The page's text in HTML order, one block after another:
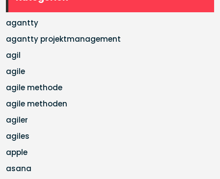
agantty
agantty projektmanagement
agil
agile
agile methode
agile methoden
agiler
agiles
apple
asana